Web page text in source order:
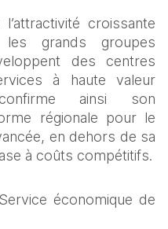
croissante
grands groupes
des centres
à haute valeur
ainsi son
régionale pour le
en dehors de sa
à coûts compétitifs.
économique de